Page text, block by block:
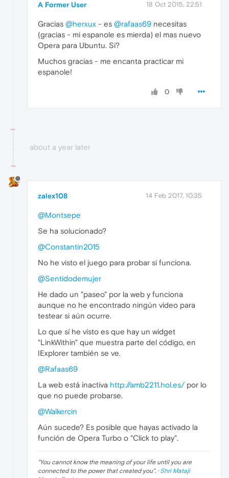
A Former User 18 Oct 2015, 22:51
Gracias @herxux - es @rafaas69 necesitas
(gracias - mi espanole es mierda) el mas nuevo
Opera para Ubuntu. Si?
Muchos gracias - me encanta practicar mi
espanole!
0
about a year later
zalex108 14 Feb 2017, 10:35
@Montsepe
Se ha solucionado?
@Constantin2015
No he visto el juego para probar si funciona.
@Sentidodemujer
He dado un "paseo" por la web y funciona
aunque no he encontrado ningún video para
testear si aún ocurre.
Lo que sí he visto es que hay un widget
"LinkWithin" que muestra parte del código, en
IExplorer también se ve.
@Rafaas69
La web está inactiva http://amb2211.hol.es/por lo
que no puede probarse.
@Walkercin
Aún sucede? Es posible que hayas activado la
función de Opera Turbo o "Click to play".
"You cannot know the meaning of your life until you are
connected to the power that created you". · Shri Mataji